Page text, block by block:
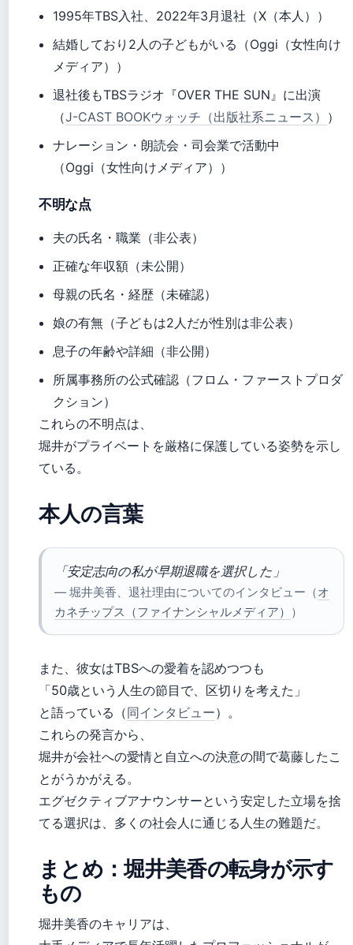
1995年TBS入社、2022年3月退社（X（本人））
結婚しており2人の子どもがいる（Oggi（女性向け
メディア））
退社後もTBSラジオ『OVER THE SUN』に出演
（J-CAST BOOKウォッチ（出版社系ニュース） ）
ナレーション・朗読会・司会業で活動中
（Oggi（女性向けメディア））
不明な点
夫の氏名・職業（非公表）
正確な年収額（未公開）
母親の氏名・経歴（未確認）
娘の有無（子どもは2人だが性別は非公表）
息子の年齢や詳細（非公開）
所属事務所の公式確認（フロム・ファーストプロダ
クション）
これらの不明点は、
堀井がプライベートを厳格に保護している姿勢を示し
ている。
本人の言葉
「安定志向の私が早期退職を選択した」
— 堀井美香、退社理由についてのインタビュー（オ
カネチップス（ファイナンシャルメディア） ）
また、彼女はTBSへの愛着を認めつつも
「50歳という人生の節目で、区切りを考えた」
と語っている（同インタビュー）。
これらの発言から、
堀井が会社への愛情と自立への決意の間で葛藤したこ
とがうかがえる。
エグゼクティブアナウンサーという安定した立場を捨
てる選択は、多くの社会人に通じる人生の難題だ。
まとめ：堀井美香の転身が示す
もの
堀井美香のキャリアは、